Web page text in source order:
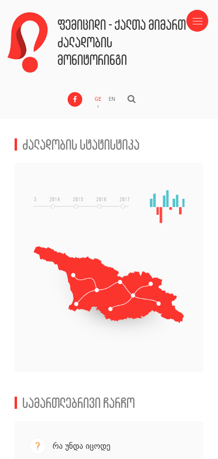
ფემიციდი - ქალთა მიმართ
ძალადობის
მონიტორინგი
GE EN
ძალადობის სტატისტიკა
სამართლებრივი ჩარჩო
რა უნდა იცოდე